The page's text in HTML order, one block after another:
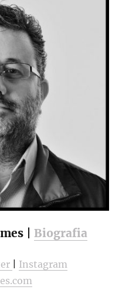
| Biografia
Instagram